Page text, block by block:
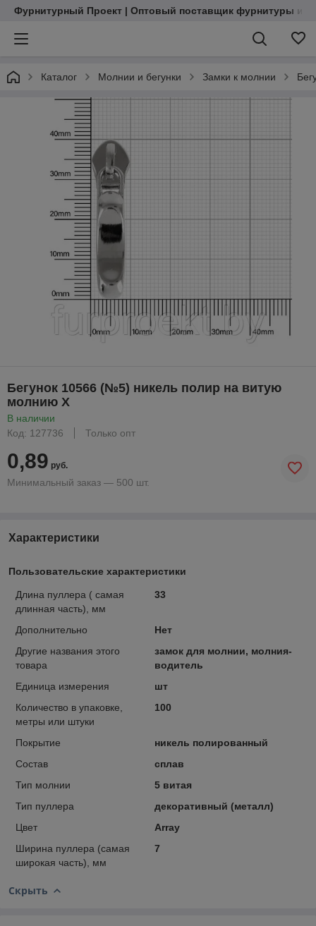
Фурнитурный Проект | Оптовый поставщик фурнитуры и
Каталог Молнии и бегунки Замки к молнии
Бегунок 10566 (№5) никель полир на витую
молнию Х
В наличии
Код: 127736
Только опт
0,89 руб.
Минимальный заказ — 500 шт.
Характеристики
Пользовательские характеристики
Длина пуллера ( самая
длинная часть), мм
33
Дополнительно
Нет
Другие названия этого
товара
замок для молнии, молния-
водитель
Единица измерения
шт
Количество в упаковке,
метры или штуки
100
Покрытие
никель полированный
Состав
сплав
Тип молнии
5 витая
Тип пуллера
декоративный (металл)
Цвет
Array
Ширина пуллера (самая
широкая часть), мм
7
Скрыть